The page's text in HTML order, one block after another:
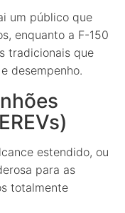
um público que
enquanto a F-150
tradicionais que
desempenho.
estendido, ou
para as
totalmente